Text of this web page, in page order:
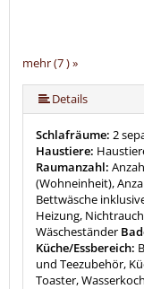
mehr (7 ) »
mehr (7 ) »
mehr (7 ) »
mehr (7 ) »
Details
Schlafräume: 2
Haustiere:
Raumanzahl:
(Wohneinheit),
Bettwäsche
Heizung,
Wäscheständer
Küche/Essbereich:
und Teezubehör,
Toaster,